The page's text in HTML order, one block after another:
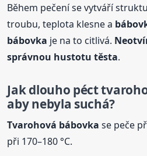
Během pečení se vytváří
troubu, teplota klesne a
bábovka je na to citlivá.
správnou hustotu těsta.
Jak dlouho péct
aby nebyla suchá?
Tvarohová bábovka se peče
při 170–180 °C.